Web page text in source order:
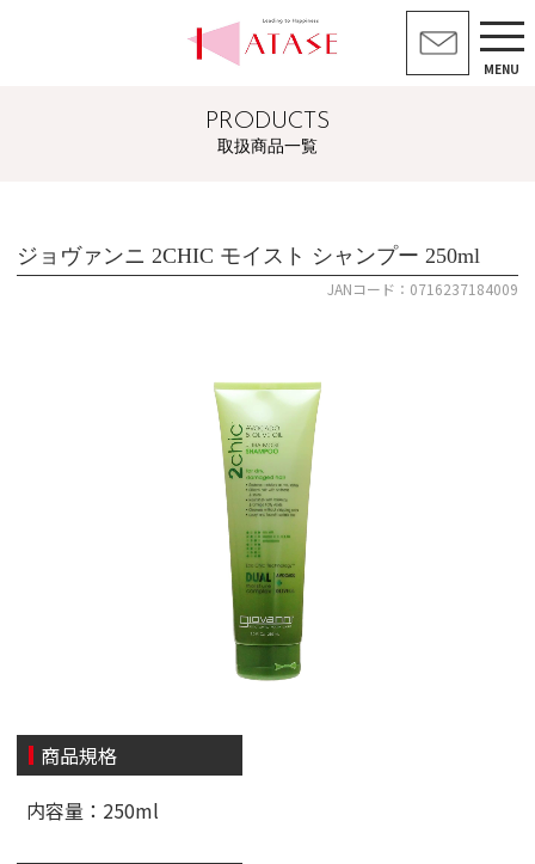
MENU
PRODUCTS
取扱商品一覧
ジョヴァンニ 2CHIC モイスト シャンプー 250ml
JANコード：0716237184009
商品規格
内容量：250ml